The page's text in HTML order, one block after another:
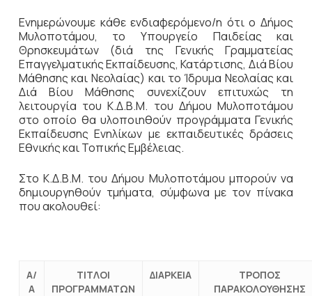
Ενημερώνουμε κάθε ενδιαφερόμενο/η ότι ο Δήμος
Μυλοποτάμου, το Υπουργείο Παιδείας και
Θρησκευμάτων (διά της Γενικής Γραμματείας
Επαγγελματικής Εκπαίδευσης, Κατάρτισης, Διά Βίου
Μάθησης και Νεολαίας) και το Ίδρυμα Νεολαίας και
Διά Βίου Μάθησης συνεχίζουν επιτυχώς τη
λειτουργία του Κ.Δ.Β.Μ. του Δήμου Μυλοποτάμου
στο οποίο θα υλοποιηθούν προγράμματα Γενικής
Εκπαίδευσης Ενηλίκων με εκπαιδευτικές δράσεις
Εθνικής και Τοπικής Εμβέλειας.
Στο Κ.Δ.Β.Μ. του Δήμου Μυλοποτάμου μπορούν να
δημιουργηθούν τμήματα, σύμφωνα με τον πίνακα
που ακολουθεί:
Α/
Α
ΤΙΤΛΟΙ
ΠΡΟΓΡΑΜΜΑΤΩΝ
ΔΙΑΡΚΕΙΑ
ΤΡΟΠΟΣ
ΠΑΡΑΚΟΛΟΥΘΗΣΗΣ